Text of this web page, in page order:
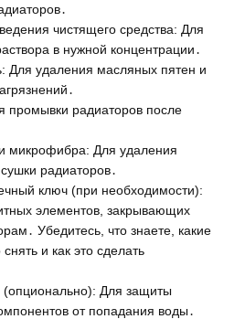
чистящего средства: Для
в нужной концентрации․
Для удаления масляных пятен и
промывки радиаторов после
микрофибра: Для удаления
радиаторов․
ключ (при необходимости):
элементов, закрывающих
Убедитесь, что знаете, какие
и как это сделать
(опционально): Для защиты
от попадания воды․